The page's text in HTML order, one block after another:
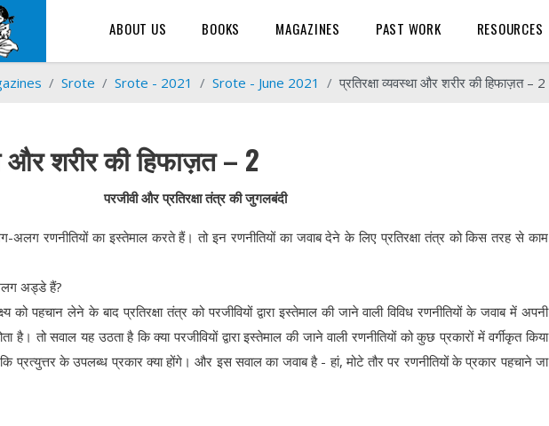
ABOUT US BOOKS MAGAZINES PAST WORK RESOURCES
Srote Srote - 2021 Srote - June 2021 प्रतिरक्षा व्यवस्था और शरीर की हिफाज़त – 2
और शरीर की हिफाज़त – 2
परजीवी और प्रतिरक्षा तंत्र की जुगलबंदी
रणनीतियों का इस्तेमाल करते हैं। तो इन रणनीतियों का जवाब देने के लिए प्रतिरक्षा तंत्र को किस तरह से काम
अड्डे हैं?
पहचान लेने के बाद प्रतिरक्षा तंत्र को परजीवियों द्वारा इस्तेमाल की जाने वाली विविध रणनीतियों के जवाब में अपनी
है। तो सवाल यह उठता है कि क्या परजीवियों द्वारा इस्तेमाल की जाने वाली रणनीतियों को कुछ प्रकारों में वर्गीकृत किया
प्रत्युत्तर के उपलब्ध प्रकार क्या होंगे। और इस सवाल का जवाब है - हां, मोटे तौर पर रणनीतियों के प्रकार पहचाने जा